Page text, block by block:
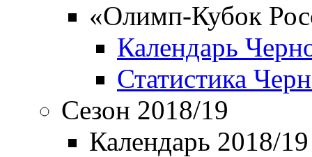
«Олимп-Кубок
Календарь
Статистика
Сезон 2018/19
Календарь 2018/19